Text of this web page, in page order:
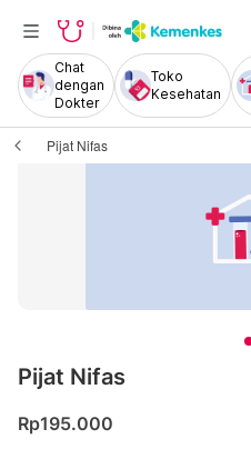
Chat
dengan
Dokter
Toko
Kesehatan
Pijat Nifas
Pijat Nifas
Rp195.000